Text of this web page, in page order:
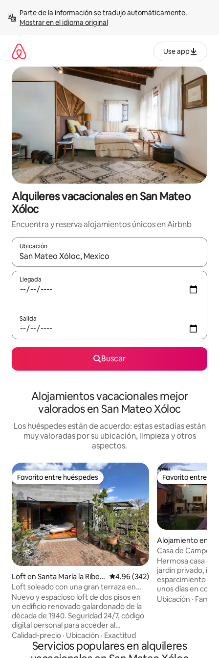
contenidoMostrar en el idioma original
Use app
Alquileres vacacionales en San Mateo
Xóloc
Encuentra y reserva alojamientos únicos en Airbnb
Ubicación
Cuando los resultados estén disponibles, navega con las
Llegada
Salida
Buscar
Alojamientos vacacionales mejor
valorados en San Mateo Xóloc
Los huéspedes están de acuerdo: estas estadías están
muy valoradas por su ubicación, limpieza y otros
aspectos.
Favorito entre huéspedes
Favorito entre huéspedes
Loft en Santa María la Riber
a
Calificación promedio: 4.96 de
4.96 (342)
Loft soleado con una gran terraza en
una zona histórica.
Nuevo y espacioso loft de dos pisos en
un edificio renovado galardonado de la
década de 1940. Seguridad 24/7, código
digital personal para acceder al
apartamento, wifi, cocina totalmente
equipada, Smart TV con Netflix/Mubi y
lavandería compartida en el edificio. El
Calidad-precio · Ubicación · Exactitud
Favorito entre
Favorito entre
Alojamiento en
Casa de Campo
Hermosa casa de
jardín privado,
esparcimiento y
unos días en
queridos. Ven a
novia, después
Jardín con bonita iluminación. Internet
Ubicación ·
Servicios populares en alquileres